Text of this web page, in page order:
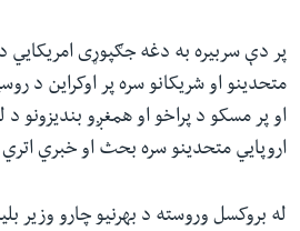
پر دې سربیره به دغه جګپوړی امریکایي
متحدینو او شریکانو سره پر اوکراین د
او پر مسکو د پراخو او همغږو بندیزونو د
اروپایي متحدینو سره بحث او خبري
له بروکسل وروسته د بهرنیو چارو وزیر